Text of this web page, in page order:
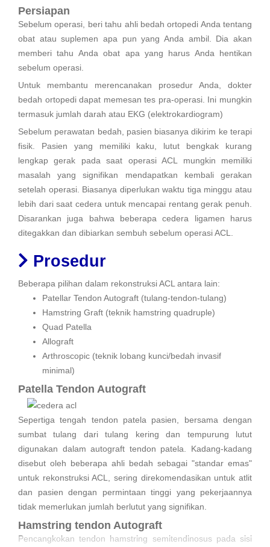
memar di tulang di bawah permukaan tulang rawan. Ini
(Kiri) Gambar artroskopi dari ACL normal. (Kanan) Gambar
artroskopi dari ACL yang robek [bintang kuning].
Apa saja tanda-tanda dan gejala cedera acl?
kemungkinan disebabkan karena adanya pendarahan
Bagaimana mendeteksi Cedera ACL?
Dengan konsultasi ke dokter ahli Anda akan di
rekomendasikan ke bagna radiologi untuk dilakukan tes X-
ray ataupun Magnetic Resonance Image (MRI)
Penanganan
Penangan cedera ACL yaitu dengan jalan pembedahan atau
operasi. Tujuan dari operasi rekonstruksi ACL adalah untuk
mencegah ketidakstabilan dan mengembalikan fungsi
ligamen yang robek, menciptakan lutut yang stabil. Ini
memungkinkan pasien untuk kembali ke olahraga.
Adalah umum untuk melihat cedera ACL yang
dikombinasikan dengan kerusakan pada menisci (50%),
tulang rawan artikular (30 %), ligamen kolateral (30%),
kapsul sendi, sering terjadi pada pemain sepak bola dan
pemain ski, terdiri dari cedera ACL, MCL, dan meniskus
medial. Dalam kasus cedera gabungan, perawatan bedah
dapat dibenarkan dan umumnya menghasilkan hasil yang
lebih baik. Sebanyak 50 persen layer meniscus dapat
Persiapan
Sebelum operasi, beri tahu ahli bedah ortopedi Anda tentang
obat atau suplemen apa pun yang Anda ambil. Dia akan
memberi tahu Anda obat apa yang harus Anda hentikan
sebelum operasi.
Untuk membantu merencanakan prosedur Anda, dokter
bedah ortopedi dapat memesan tes pra-operasi. Ini mungkin
termasuk jumlah darah atau EKG (elektrokardiogram)
Sebelum perawatan bedah, pasien biasanya dikirim ke terapi
fisik. Pasien yang memiliki kaku, lutut bengkak kurang
lengkap gerak pada saat operasi ACL mungkin memiliki
masalah yang signifikan mendapatkan kembali gerakan
setelah operasi. Biasanya diperlukan waktu tiga minggu atau
lebih dari saat cedera untuk mencapai rentang gerak penuh.
Disarankan juga bahwa beberapa cedera ligamen harus
ditegakkan dan dibiarkan sembuh sebelum operasi ACL.
Prosedur
Beberapa pilihan dalam rekonstruksi ACL antara lain:
Patellar Tendon Autograft (tulang-tendon-tulang)
Hamstring Graft (teknik hamstring quadruple)
Quad Patella
Allograft
Arthroscopic (teknik lobang kunci/bedah invasif
minimal)
Patella Tendon Autograft
Sepertiga tengah tendon patela pasien, bersama dengan
sumbat tulang dari tulang kering dan tempurung lutut
digunakan dalam autograft tendon patela. Kadang-kadang
disebut oleh beberapa ahli bedah sebagai "standar emas"
untuk rekonstruksi ACL, sering direkomendasikan untuk atlit
dan pasien dengan permintaan tinggi yang pekerjaannya
tidak memerlukan jumlah berlutut yang signifikan.
Hamstring tendon Autograft
Pencangkokan tendon hamstring semitendinosus pada sisi